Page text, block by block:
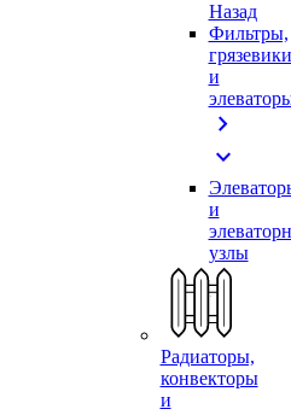
Назад
Фильтры,
грязевики
и
chevron_right
expand_more
и
узлы
Радиаторы,
конвекторы
и